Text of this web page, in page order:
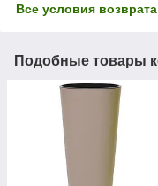
Все условия возврата
Подобные товары